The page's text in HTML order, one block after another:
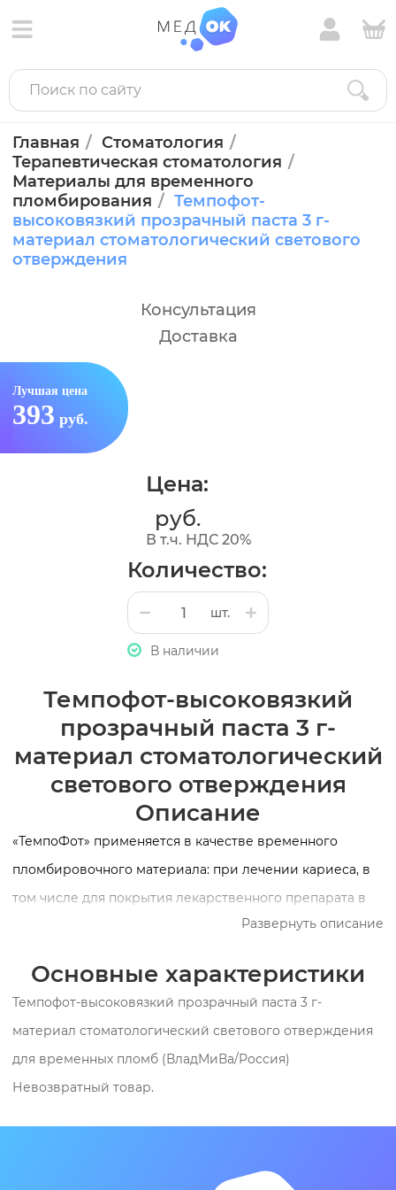
Главная
Стоматология
Терапевтическая стоматология
Материалы для временного
пломбирования
Темпофот-
высоковязкий прозрачный паста 3 г-
материал стоматологический светового
отверждения
Темпофот-высоковязкий
прозрачный паста 3 г-
материал стоматологический
светового отверждения
Описание
«ТемпоФот» применяется в качестве временного
пломбировочного материала: при лечении кариеса, в
том числе для покрытия лекарственного препарата в
полости зуба; при закрытии полостей подготовленных
композитными вкладками/накладками; в качестве
временного пломбировочного материала. СОСТАВ И
ОСНОВНЫЕ СВОЙСТВА «ТемпоФот» представляет
собой светоотверждаемый композиционный материал
на основе полиуретанакрилата и мелкодисперсного
наполнителя. Материал «ТемпоФот» выпускается в виде
активаторы светового отверждения; стабилизаторы;
Развернуть описание
Основные характеристики
Темпофот-высоковязкий прозрачный паста 3 г-
материал стоматологический светового отверждения
для временных пломб (ВладМиВа/Россия)
Невозвратный товар.
Лучшая цена
393 руб.
Цена:
руб.
В т.ч. НДС 20%
Количество:
шт.
В наличии
Консультация
Доставка